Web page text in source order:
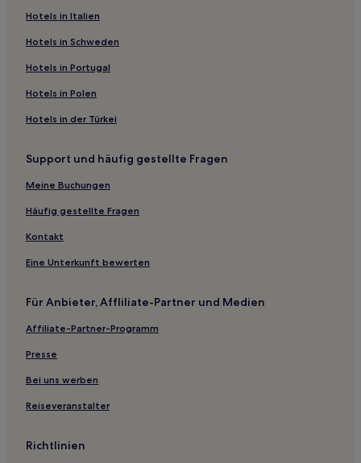
Pungdeokcheon-Dong: Hotels
Hotels nahe KBS Suwon Studio
Hotels nahe Station Pangyo
Ingye-Dong: Hotels
Yeongtong-Gu: Hotels
Hotels nahe Fußball-WM-Stadion Suwon
Hotels nahe Koreanisches Eisenbahnmuseum
Dongtan: Hotels
Hotels nahe Gold Bowling Center
Hotels nahe Gwanggyo Lake Park
Hotels nahe Samsung Innovation Museum
Bucheon Hotels
Guun-Dong: Hotels
Hotels nahe Festung Hwaseong
I-Dong: Hotels
Hotels mit Parkplatz in Gwangmyeong
Hotels in Italien
Hotels in Schweden
Hotels in Portugal
Hotels in Polen
Hotels in der Türkei
Support und häufig gestellte Fragen
Meine Buchungen
Häufig gestellte Fragen
Kontakt
Eine Unterkunft bewerten
Für Anbieter, Affliliate-Partner und Medien
Affiliate-Partner-Programm
Presse
Bei uns werben
Reiseveranstalter
Richtlinien